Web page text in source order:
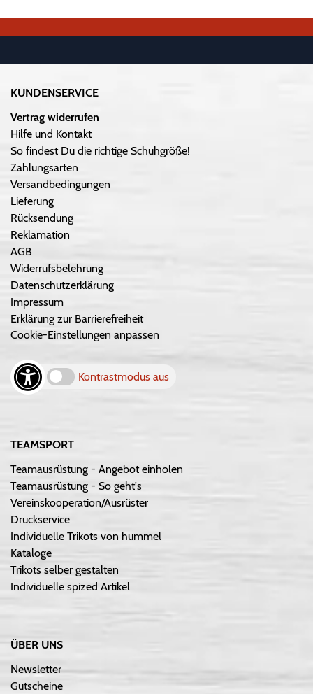
KUNDENSERVICE
Vertrag widerrufen
Hilfe und Kontakt
So findest Du die richtige Schuhgröße!
Zahlungsarten
Versandbedingungen
Lieferung
Rücksendung
Reklamation
AGB
Widerrufsbelehrung
Datenschutzerklärung
Impressum
Erklärung zur Barrierefreiheit
Cookie-Einstellungen anpassen
Kontrastmodus aus
TEAMSPORT
Teamausrüstung - Angebot einholen
Teamausrüstung - So geht's
Vereinskooperation/Ausrüster
Druckservice
Individuelle Trikots von hummel
Kataloge
Trikots selber gestalten
Individuelle spized Artikel
ÜBER UNS
Newsletter
Gutscheine